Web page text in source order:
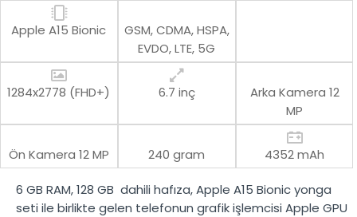
Apple A15 Bionic
GSM, CDMA, HSPA,
EVDO, LTE, 5G
1284x2778 (FHD+) 6.7 inç Arka Kamera 12
MP
Ön Kamera 12 MP 240 gram 4352 mAh
6 GB RAM,128 GB dahili hafıza,Apple A15 Bionicyonga
seti ile birlikte gelen telefonun grafik işlemcisi Apple GPU